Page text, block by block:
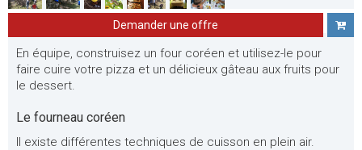
Demander une offre
En équipe, construisez un four coréen et utilisez-le pour
faire cuire votre pizza et un délicieux gâteau aux fruits pour
le dessert.
Le fourneau coréen
Il existe différentes techniques de cuisson en plein air.